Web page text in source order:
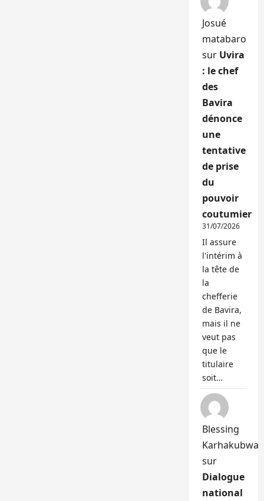
Josué
matabaro
sur Uvira
: le chef
des
Bavira
dénonce
une
tentative
de prise
du
pouvoir
coutumier
31/07/2026
Il assure
l'intérim à
la tête de
la
chefferie
de Bavira,
mais il ne
veut pas
que le
titulaire
soit…
Blessing
Karhakubwa
sur
Dialogue
national